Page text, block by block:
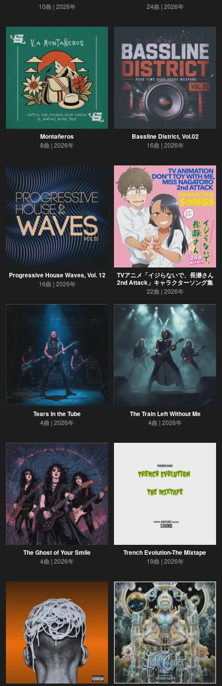
10曲 2026年 24曲 2026年
Montañeros
8曲 2026年
Bassline District, Vol.02
16曲 2026年
Progressive House Waves, Vol. 12
16曲 2026年
TVアニメ「イジらないで、長瀞さん
2nd Attack」キャラクターソング集
22曲 2026年
Tears in the Tube
4曲 2026年
The Train Left Without Me
4曲 2026年
The Ghost of Your Smile
4曲 2026年
Trench Evolution-The Mixtape
19曲 2026年